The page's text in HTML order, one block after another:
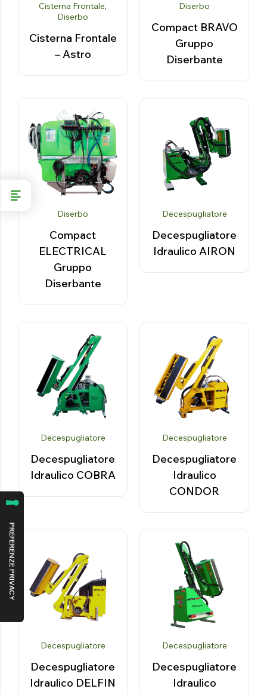
Cisterna Frontale,
Diserbo
Cisterna Frontale
– Astro
Diserbo
Compact BRAVO
Gruppo
Diserbante
Diserbo
Compact
ELECTRICAL
Gruppo
Diserbante
Decespugliatore
Decespugliatore
Idraulico AIRON
Decespugliatore
Decespugliatore
Idraulico COBRA
Decespugliatore
Decespugliatore
Idraulico
CONDOR
Decespugliatore
Decespugliatore
Idraulico DELFIN
Decespugliatore
Decespugliatore
Idraulico